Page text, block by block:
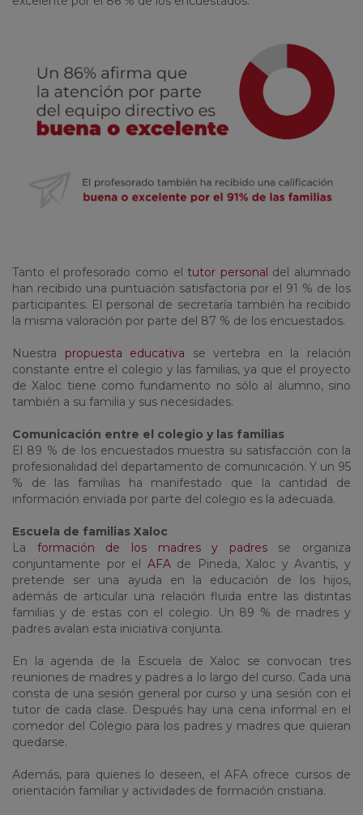
Tanto el profesorado como eltutor personal del alumnado
han recibido una puntuación satisfactoria por el 91 % de los
participantes. El personal de secretaría también ha recibido
la misma valoración por parte del 87 % de los encuestados.
Nuestra propuesta educativa se vertebra en la relación
constante entre el colegio y las familias, ya que el proyecto
de Xaloc tiene como fundamento no sólo al alumno, sino
también a su familia y sus necesidades.
Comunicación entre el colegio y las familias
El 89 % de los encuestados muestra su satisfacción con la
profesionalidad del departamento de comunicación. Y un 95
% de las familias ha manifestado que la cantidad de
información enviada por parte del colegio es la adecuada.
Escuela de familias Xaloc
La formación de los madres y padresse organiza
conjuntamente por el AFA de Pineda, Xaloc y Avantis, y
pretende ser una ayuda en la educación de los hijos,
además de articular una relación fluida entre las distintas
familias y de estas con el colegio. Un 89 % de madres y
padres avalan esta iniciativa conjunta.
En la agenda de la Escuela de Xaloc se convocan tres
reuniones de madres y padres a lo largo del curso. Cada una
consta de una sesión general por curso y una sesión con el
tutor de cada clase. Después hay una cena informal en el
comedor del Colegio para los padres y madres que quieran
quedarse.
Además, para quienes lo deseen, el AFA ofrece cursos de
orientación familiar y actividades de formación cristiana.